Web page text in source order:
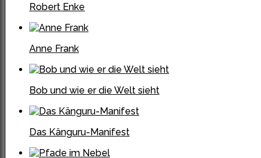
Robert Enke
Anne Frank
Bob und wie er die Welt sieht
Das Känguru-Manifest